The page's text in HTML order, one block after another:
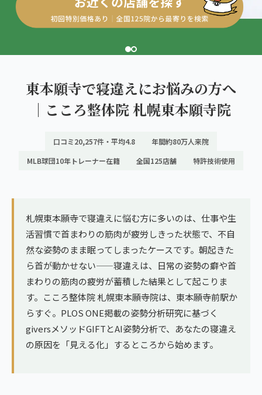
ぎっくり腰
寝違え
姿勢矯正
疲労回復
ゴルフ
ヨガ・ピラティス
高田馬場エリア（2院）
立川エリア（2院）
広島エリア（4院）
鹿児島エリア（3院）
→ エリア一覧（全11エリア）
メディア・実績
お知らせ
東本願寺で寝違えにお悩みの方へ
｜こころ整体院 札幌東本願寺院
口コミ20,257件・平均4.8
年間約80万人来院
MLB球団10年トレーナー在籍
全国125店舗 特許技術使用
札幌東本願寺で寝違えに悩む方に多いのは、仕事や生
活習慣で首まわりの筋肉が疲労しきった状態で、不自
然な姿勢のまま眠ってしまったケースです。朝起きた
ら首が動かせない——寝違えは、日常の姿勢の癖や首
まわりの筋肉の疲労が蓄積した結果として起こりま
す。こころ整体院 札幌東本願寺院は、東本願寺前駅か
らすぐ。PLOS ONE掲載の姿勢分析研究に基づく
giversメソッドGIFTとAI姿勢分析で、あなたの寝違え
の原因を「見える化」するところから始めます。